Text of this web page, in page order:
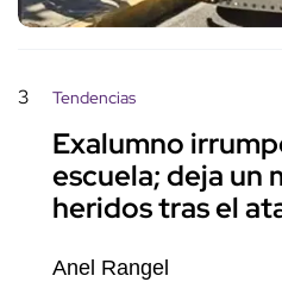
3 Tendencias
Exalumno
escuela; deja un
heridos tras el
Anel Rangel